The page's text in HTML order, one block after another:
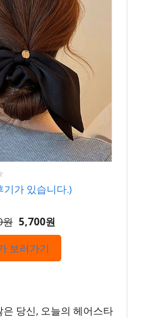
기가 있습니다.)
5,700원
보러가기
당신, 오늘의 헤어스타